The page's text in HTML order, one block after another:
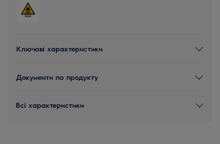
Ключові характеристики
Документи по продукту
Всі характеристики